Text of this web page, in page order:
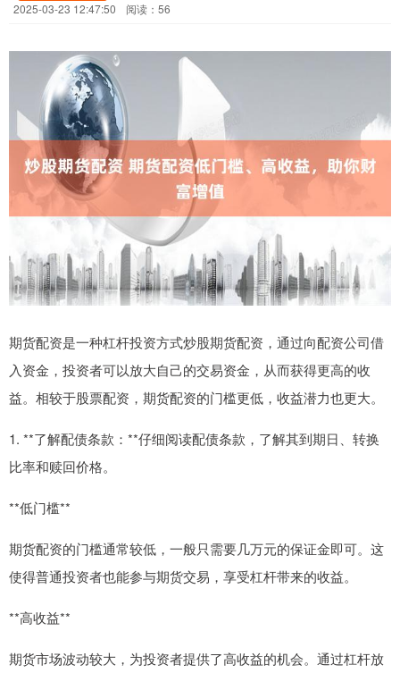
2025-03-23 12:47:50
阅读：56
期货配资是一种杠杆投资方式炒股期货配资，通过向配资公司借
入资金，投资者可以放大自己的交易资金，从而获得更高的收
益。相较于股票配资，期货配资的门槛更低，收益潜力也更大。
1. **了解配债条款：**仔细阅读配债条款，了解其到期日、转换
比率和赎回价格。
**低门槛**
期货配资的门槛通常较低，一般只需要几万元的保证金即可。这
使得普通投资者也能参与期货交易，享受杠杆带来的收益。
**高收益**
期货市场波动较大，为投资者提供了高收益的机会。通过杠杆放